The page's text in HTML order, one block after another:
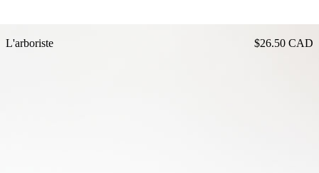
L'arboriste
L'arboriste $26.50 CAD